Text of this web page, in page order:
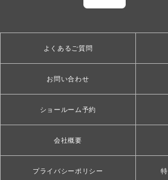
よくあるご質問
お問い合わせ
ショールーム予約
会社概要
プライバシーポリシー